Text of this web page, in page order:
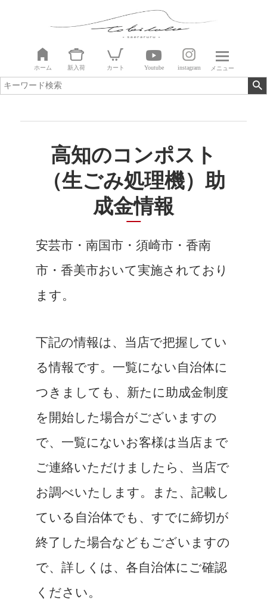
ホーム 新入荷 カート Youtube instagram メニュー
高知のコンポスト
（生ごみ処理機）助
成金情報
安芸市・南国市・須崎市・香南
市・香美市おいて実施されており
ます。
下記の情報は、当店で把握してい
る情報です。一覧にない自治体に
つきましても、新たに助成金制度
を開始した場合がございますの
で、一覧にないお客様は当店まで
ご連絡いただけましたら、当店で
お調べいたします。また、記載し
ている自治体でも、すでに締切が
終了した場合などもございますの
で、詳しくは、各自治体にご確認
ください。